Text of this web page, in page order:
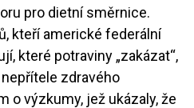
pro dietní směrnice.
kteří americké federální
které potraviny „zakázat“,
zdravého
o výzkumy, jež ukázaly, že